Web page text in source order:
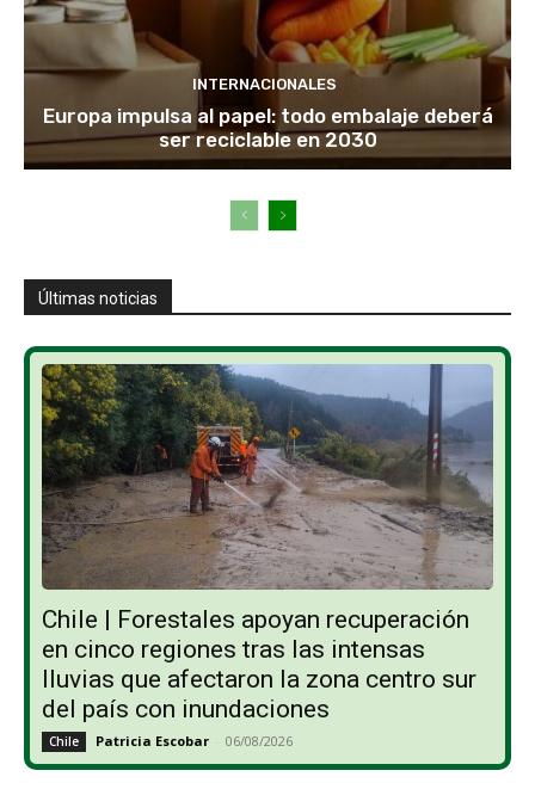
INTERNACIONALES
Europa impulsa al papel: todo embalaje deberá
ser reciclable en 2030
Últimas noticias
Chile | Forestales apoyan recuperación
en cinco regiones tras las intensas
lluvias que afectaron la zona centro sur
del país con inundaciones
Chile Patricia Escobar - 06/08/2026